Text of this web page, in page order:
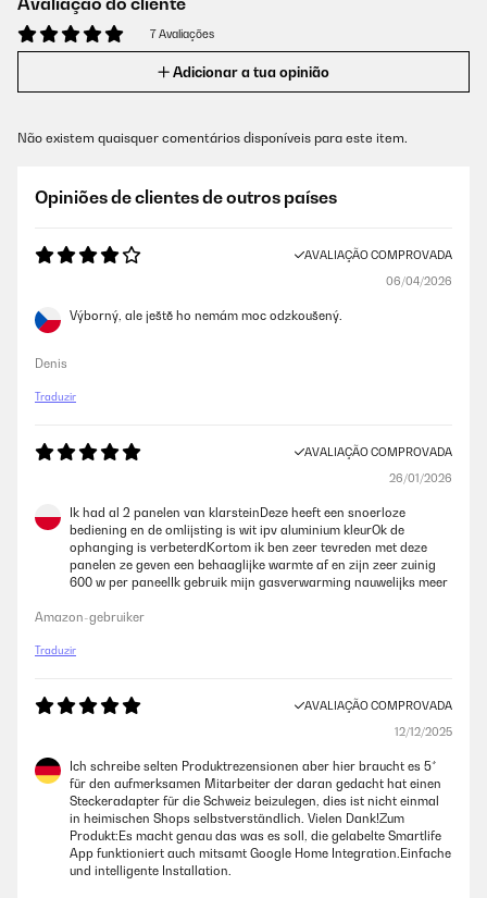
7 Avaliações
Adicionar a tua opinião
Não existem quaisquer comentários disponíveis para este item.
Opiniões de clientes de outros países
AVALIAÇÃO COMPROVADA
06/04/2026
Výborný, ale ještě ho nemám moc odzkoušený.
Denis
Traduzir
AVALIAÇÃO COMPROVADA
26/01/2026
Ik had al 2 panelen van klarsteinDeze heeft een snoerloze
bediening en de omlijsting is wit ipv aluminium kleurOk de
ophanging is verbeterdKortom ik ben zeer tevreden met deze
panelen ze geven een behaaglijke warmte af en zijn zeer zuinig
600 w per paneelIk gebruik mijn gasverwarming nauwelijks meer
Amazon-gebruiker
Traduzir
AVALIAÇÃO COMPROVADA
12/12/2025
Ich schreibe selten Produktrezensionen aber hier braucht es 5*
für den aufmerksamen Mitarbeiter der daran gedacht hat einen
Steckeradapter für die Schweiz beizulegen, dies ist nicht einmal
in heimischen Shops selbstverständlich. Vielen Dank!Zum
Produkt:Es macht genau das was es soll, die gelabelte Smartlife
App funktioniert auch mitsamt Google Home Integration.Einfache
und intelligente Installation.